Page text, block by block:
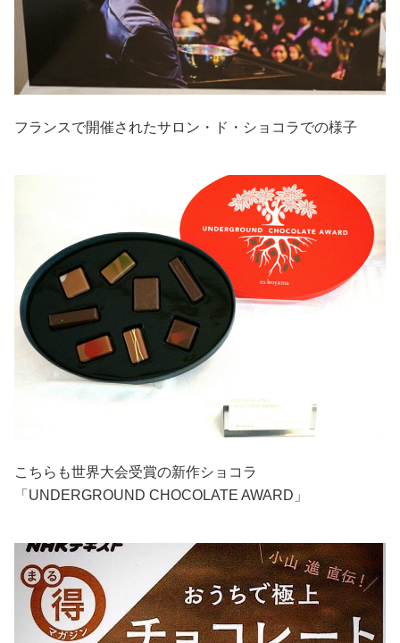
フランスで開催されたサロン・ド・ショコラでの様子
こちらも世界大会受賞の新作ショコラ
「UNDERGROUND CHOCOLATE AWARD」